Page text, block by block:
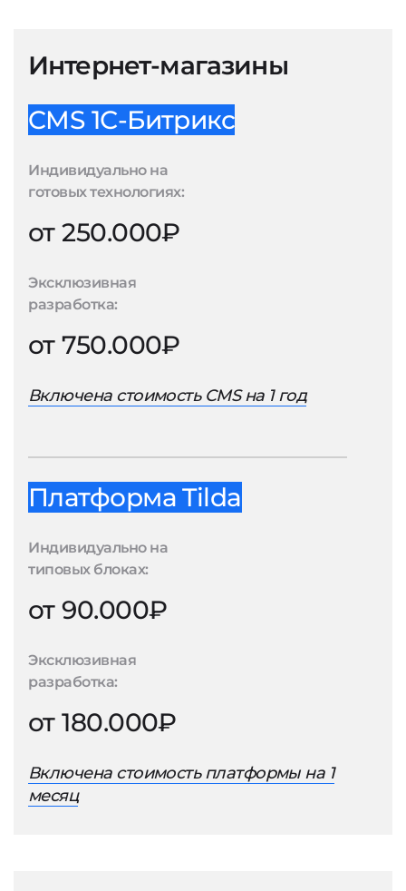
Интернет-магазины
CMS 1С-Битрикс
Индивидуально на
готовых технологиях:
от 250.000₽
Эксклюзивная
разработка:
от 750.000₽
Включена стоимость CMS на 1 год
Платформа Tilda
Индивидуально на
типовых блоках:
от 90.000₽
Эксклюзивная
разработка:
от 180.000₽
Включена стоимость платформы на 1
месяц